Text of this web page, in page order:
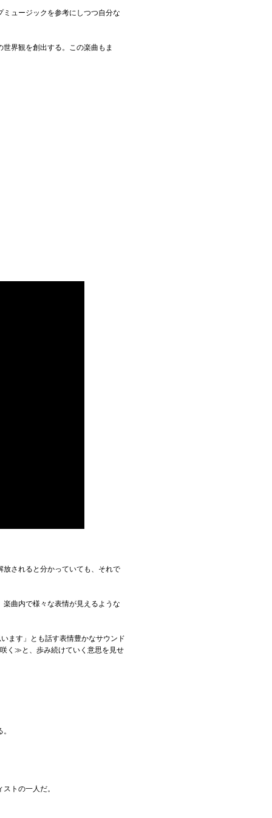
ュージックを参考にしつつ自分な
界観を創出する。この楽曲もま
されると分かっていても、それで
曲内で様々な表情が見えるような
ます」とも話す表情豊かなサウンド
く≫と、歩み続けていく意思を見せ
トの一人だ。